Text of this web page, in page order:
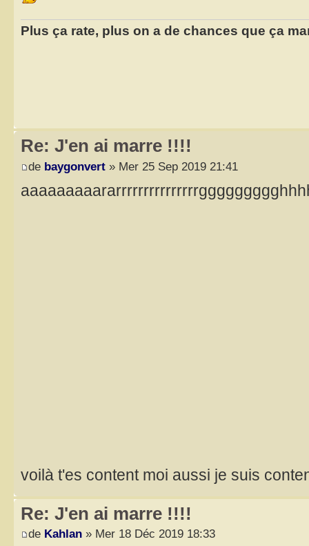
Plus ça rate, plus on a de chances que ça
Re: J'en ai marre !!!!
de baygonvert » Mer 25 Sep 2019 21:41
voilà t'es content moi aussi je suis
Re: J'en ai marre !!!!
de Kahlan » Mer 18 Déc 2019 18:33